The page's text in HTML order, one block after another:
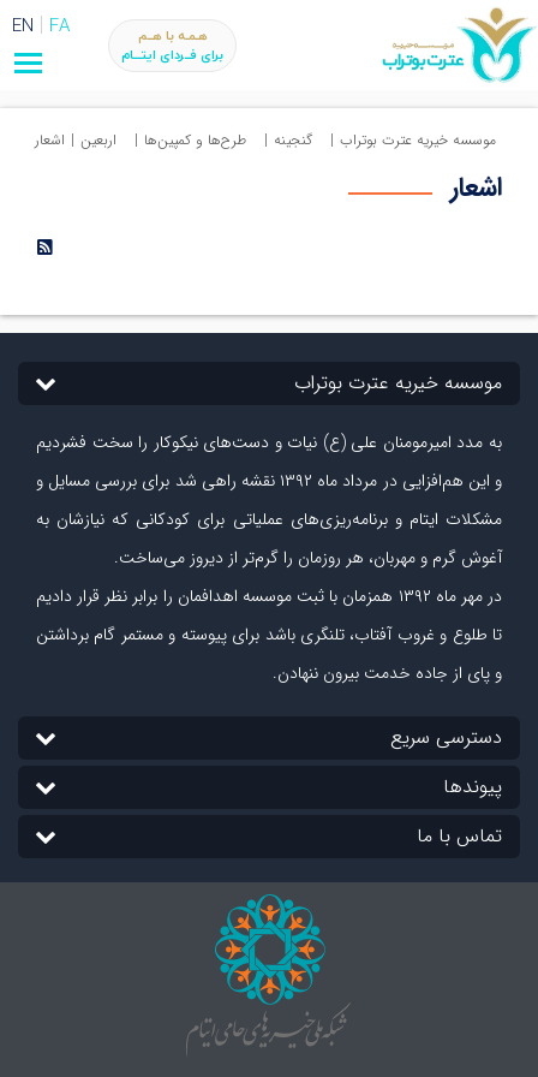
FA
EN
هـمـه با هــم
برای فــردای ایتـــام
موسسه خیریه عترت بوتراب | گنجینه | طرح‌ها و کمپین‌ها | اربعین | اشعار
اشعار
موسسه خیریه عترت بوتراب
به مدد امیرمومنان علی (ع) نیات و دست‏‌های نیکوکار را سخت فشردیم
و این هم‌افزایی در مرداد ماه ۱۳۹۲ نقشه راهی شد برای بررسی مسایل و
مشکلات ایتام و برنامه‌ریزی‏‌های عملیاتی برای کودکانی که نیازشان به
آغوش گرم و مهربان، هر روزمان را گرم‌تر از دیروز می‏‌ساخت.
در مهر ماه ۱۳۹۲ همزمان با ثبت موسسه اهدافمان را برابر نظر قرار دادیم
تا طلوع و غروب آفتاب، تلنگری باشد برای پیوسته و مستمر گام برداشتن
و پای از جاده‏ خدمت بیرون ننهادن.
دسترسی سریع
پیوندها
تماس با ما